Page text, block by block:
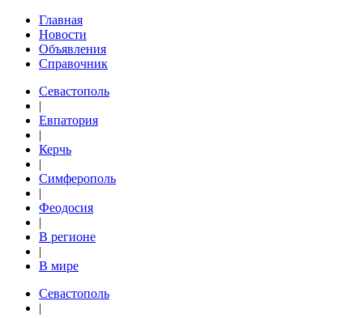
Главная
Новости
Объявления
Справочник
Севастополь
|
Евпатория
|
Керчь
|
Симферополь
|
Феодосия
|
В регионе
|
В мире
Севастополь
|